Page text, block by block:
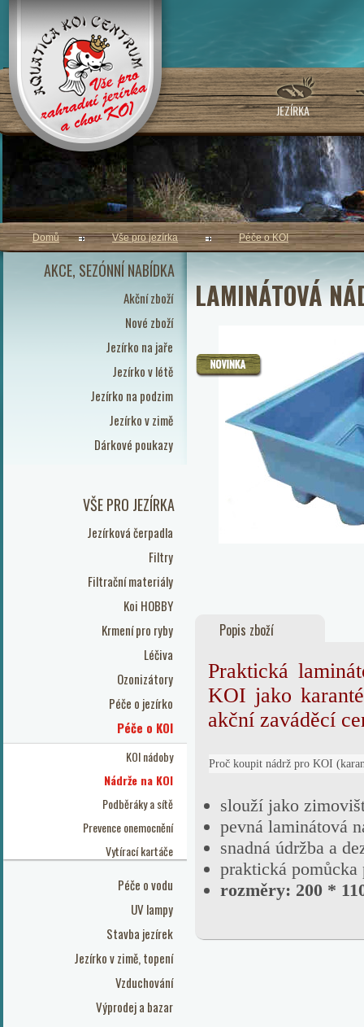
JEZÍRKA
AKCE, SEZÓNNÍ NABÍDKA
Akční zboží
Nové zboží
Jezírko na jaře
Jezírko v létě
Jezírko na podzim
Jezírko v zimě
Dárkové poukazy
VŠE PRO JEZÍRKA
Jezírková čerpadla
Filtry
Filtrační materiály
Koi HOBBY
Krmení pro ryby
Léčiva
Ozonizátory
Péče o jezírko
Péče o KOI
KOI nádoby
Nádrže na KOI
Podběráky a sítě
Prevence onemocnění
Vytírací kartáče
Péče o vodu
UV lampy
Stavba jezírek
Jezírko v zimě, topení
Vzduchování
Výprodej a bazar
Domů Vše pro jezírka Péče o KOI
LAMINÁTOVÁ
Popis zboží
Praktická
KOI jako
akční zaváděcí
Proč koupit nádrž pro KOI
slouží jako
pevná laminátová
snadná údržba a
praktická
rozměry: 200 *